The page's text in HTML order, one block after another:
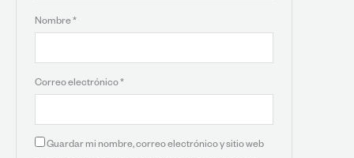
Nombre*
Correo electrónico *
Guardar mi nombre, correo electrónico y sitio web